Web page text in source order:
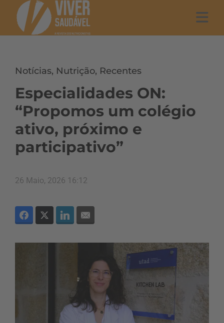
Notícias, Nutrição, Recentes
Especialidades ON:
“Propomos um colégio
ativo, próximo e
participativo”
26 Maio, 2026 16:12